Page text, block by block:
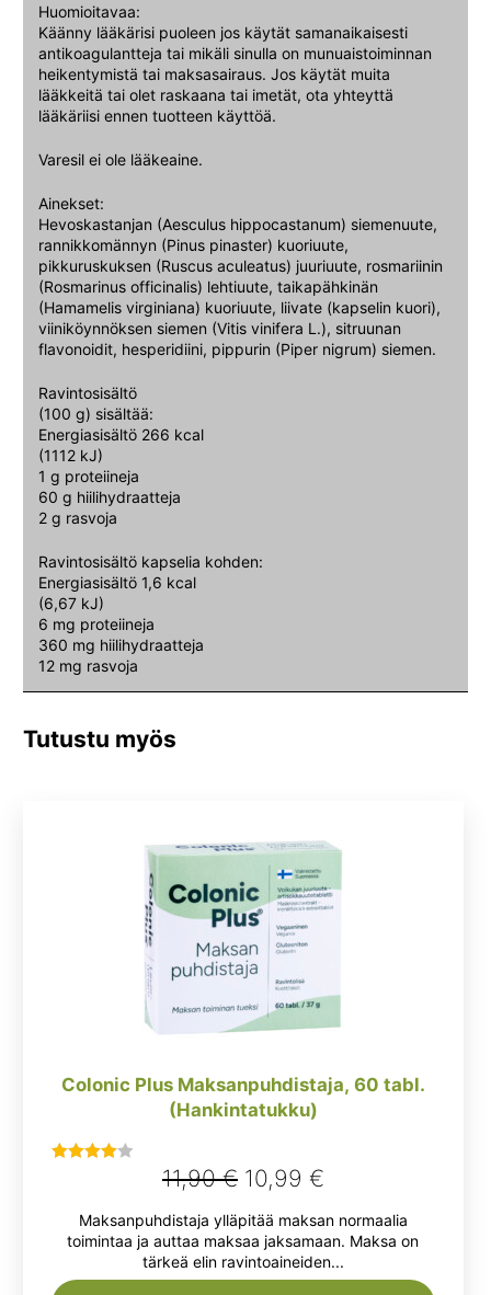
Huomioitavaa:
Käänny lääkärisi puoleen jos käytät samanaikaisesti
antikoagulantteja tai mikäli sinulla on munuaistoiminnan
heikentymistä tai maksasairaus. Jos käytät muita
lääkkeitä tai olet raskaana tai imetät, ota yhteyttä
lääkäriisi ennen tuotteen käyttöä.
Varesil ei ole lääkeaine.
Ainekset:
Hevoskastanjan (Aesculus hippocastanum) siemenuute,
rannikkomännyn (Pinus pinaster) kuoriuute,
pikkuruskuksen (Ruscus aculeatus) juuriuute, rosmariinin
(Rosmarinus officinalis) lehtiuute, taikapähkinän
(Hamamelis virginiana) kuoriuute, liivate (kapselin kuori),
viiniköynnöksen siemen (Vitis vinifera L.), sitruunan
flavonoidit, hesperidiini, pippurin (Piper nigrum) siemen.
Ravintosisältö
(100 g) sisältää:
Energiasisältö 266 kcal
(1112 kJ)
1 g proteiineja
60 g hiilihydraatteja
2 g rasvoja
Ravintosisältö kapselia kohden:
Energiasisältö 1,6 kcal
(6,67 kJ)
6 mg proteiineja
360 mg hiilihydraatteja
12 mg rasvoja
Tutustu myös
Colonic Plus Maksanpuhdistaja, 60 tabl.
(Hankintatukku)
4.00/ 5
11,90€ Alkuperäinen
hinta
oli:
11,90 €.
10,99 €Nykyinen
on:
10,99 €.
Maksanpuhdistaja ylläpitää maksan normaalia
toimintaa ja auttaa maksaa jaksamaan. Maksa on
tärkeä elin ravintoaineiden...